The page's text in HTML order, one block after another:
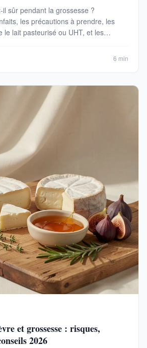
sûr pendant la grossesse ?
les précautions à prendre, les
le lait pasteurisé ou UHT, et les
6 min
et grossesse : risques,
2026